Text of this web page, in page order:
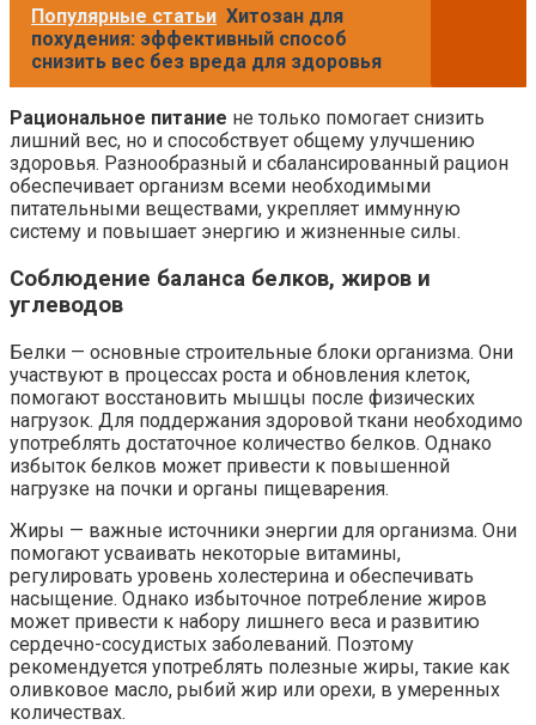
Популярные статьи Хитозан для
похудения: эффективный способ
снизить вес без вреда для здоровья
Рациональное питание не только помогает снизить
лишний вес, но и способствует общему улучшению
здоровья. Разнообразный и сбалансированный рацион
обеспечивает организм всеми необходимыми
питательными веществами, укрепляет иммунную
систему и повышает энергию и жизненные силы.
Соблюдение баланса белков, жиров и
углеводов
Белки — основные строительные блоки организма. Они
участвуют в процессах роста и обновления клеток,
помогают восстановить мышцы после физических
нагрузок. Для поддержания здоровой ткани необходимо
употреблять достаточное количество белков. Однако
избыток белков может привести к повышенной
нагрузке на почки и органы пищеварения.
Жиры — важные источники энергии для организма. Они
помогают усваивать некоторые витамины,
регулировать уровень холестерина и обеспечивать
насыщение. Однако избыточное потребление жиров
может привести к набору лишнего веса и развитию
сердечно-сосудистых заболеваний. Поэтому
рекомендуется употреблять полезные жиры, такие как
оливковое масло, рыбий жир или орехи, в умеренных
количествах.